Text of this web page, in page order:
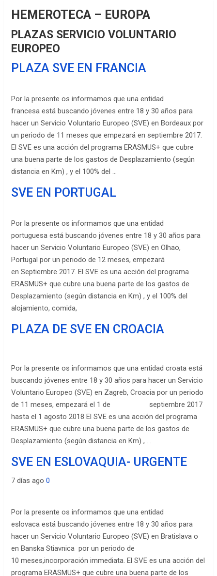
HEMEROTECA – EUROPA
PLAZAS SERVICIO VOLUNTARIO
EUROPEO
PLAZA SVE EN FRANCIA
Por la presente os informamos que una entidad
francesa está buscando jóvenes entre 18 y 30 años para
hacer un Servicio Voluntario Europeo (SVE) en Bordeaux por
un periodo de 11 meses que empezará en septiembre 2017
El SVE es una acción del programa ERASMUS+ que cubre
una buena parte de los gastos de Desplazamiento (según
distancia en Km) , y el 100% del …
SVE EN PORTUGAL
Por la presente os informamos que una entidad
portuguesa está buscando jóvenes entre 18 y 30 años para
hacer un Servicio Voluntario Europeo (SVE) en Olhao,
Portugal por un periodo de 12 meses, empezará
en Septiembre 2017 . El SVE es una acción del programa
ERASMUS+ que cubre una buena parte de los gastos de
Desplazamiento (según distancia en Km) , y el 100% del
alojamiento, comida,
PLAZA DE SVE EN CROACIA
Por la presente os informamos que una entidad croata está
buscando jóvenes entre 18 y 30 años para hacer un Servicio
Voluntario Europeo (SVE) en Zagreb, Croacia por un periodo
de 11 meses, empezará el 1 de septiembre 2017
hasta el 1 agosto 2018 El SVE es una acción del programa
ERASMUS+ que cubre una buena parte de los gastos de
Desplazamiento (según distancia en Km) , …
SVE EN ESLOVAQUIA- URGENTE
7 días ago 0
Por la presente os informamos que una entidad
eslovaca está buscando jóvenes entre 18 y 30 años para
hacer un Servicio Voluntario Europeo (SVE) en Bratislava o
en Banska Stiavnica por un periodo de
10 meses,incorporación immediata. El SVE es una acción del
programa ERASMUS+ que cubre una buena parte de los